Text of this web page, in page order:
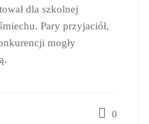
dla szkolnej
Pary przyjaciół,
mogły
0